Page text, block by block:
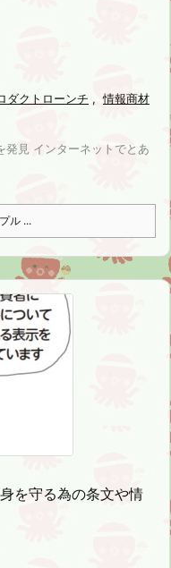
ダクトローンチ , 情報商材
発見 インターネットでとあ
ル ...
を守る為の条文や情